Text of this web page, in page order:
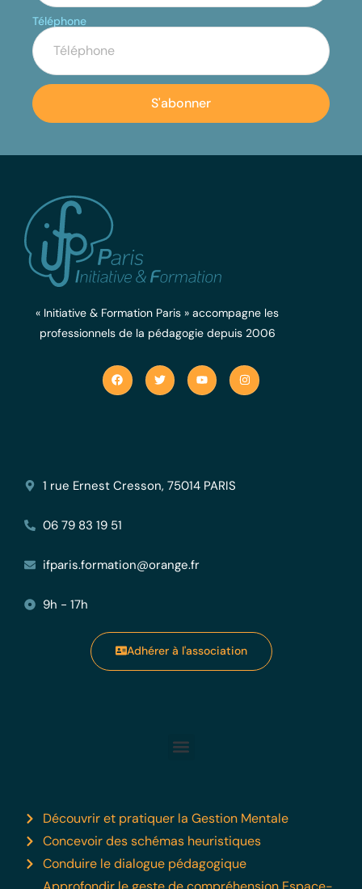
Téléphone
S'abonner
« Initiative & Formation Paris » accompagne les
professionnels de la pédagogie depuis 2006
1 rue Ernest Cresson, 75014 PARIS
06 79 83 19 51
ifparis.formation@orange.fr
9h - 17h
Adhérer à l'association
Découvrir et pratiquer la Gestion Mentale
Concevoir des schémas heuristiques
Conduire le dialogue pédagogique